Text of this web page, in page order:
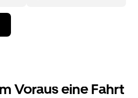
Voraus eine Fahrt